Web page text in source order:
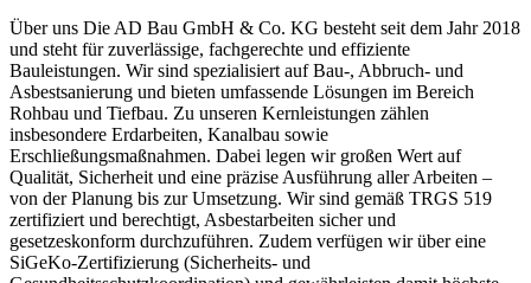
Über uns Die AD Bau GmbH & Co. KG besteht seit dem Jahr 2018
und steht für zuverlässige, fachgerechte und effiziente
Bauleistungen. Wir sind spezialisiert auf Bau-, Abbruch- und
Asbestsanierung und bieten umfassende Lösungen im Bereich
Rohbau und Tiefbau. Zu unseren Kernleistungen zählen
insbesondere Erdarbeiten, Kanalbau sowie
Erschließungsmaßnahmen. Dabei legen wir großen Wert auf
Qualität, Sicherheit und eine präzise Ausführung aller Arbeiten –
von der Planung bis zur Umsetzung. Wir sind gemäß TRGS 519
zertifiziert und berechtigt, Asbestarbeiten sicher und
gesetzeskonform durchzuführen. Zudem verfügen wir über eine
SiGeKo-Zertifizierung (Sicherheits- und